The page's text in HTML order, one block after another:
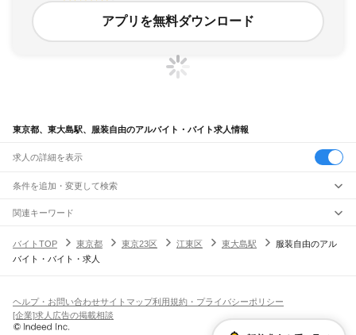
アプリを無料ダウンロード
東京都、東大島駅、服装自由のアルバイト・バイト求人情報
求人の詳細を表示
条件を追加・変更して検索
市区町村を追加・変更
東京都すべて
東京23区 すべて
江戸川区
八王子市立川市武蔵野市 昭島市調布市町田市小金井市
小平市日野市 狛江市 東大和市 清瀬市
駅を追加・変更
JR山手線
大崎駅五反田駅目黒駅恵比寿駅 代々木駅新宿駅新大久保駅
高田馬場駅
田端駅 西日暮里駅
職種を追加・変更
飲食・フードサービスすべて
ホールスタッフキッチンスタッフ
パン屋（ベーカリー）
バー（BAR）・バーテンダー
人気
日払いOK高校生歓迎 髪型・髪色自由
雇用形態を追加・変更
関連キーワード
バイトTOP
東京都 東京23区 江東区 東大島駅
服装自由のアル
バイト・バイト・求人
ヘルプ・お問い合わせサイトマップ利用規約・プライバシーポリシー
[企業]求人広告の掲載相談